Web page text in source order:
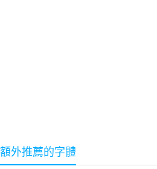
額外推薦的字體